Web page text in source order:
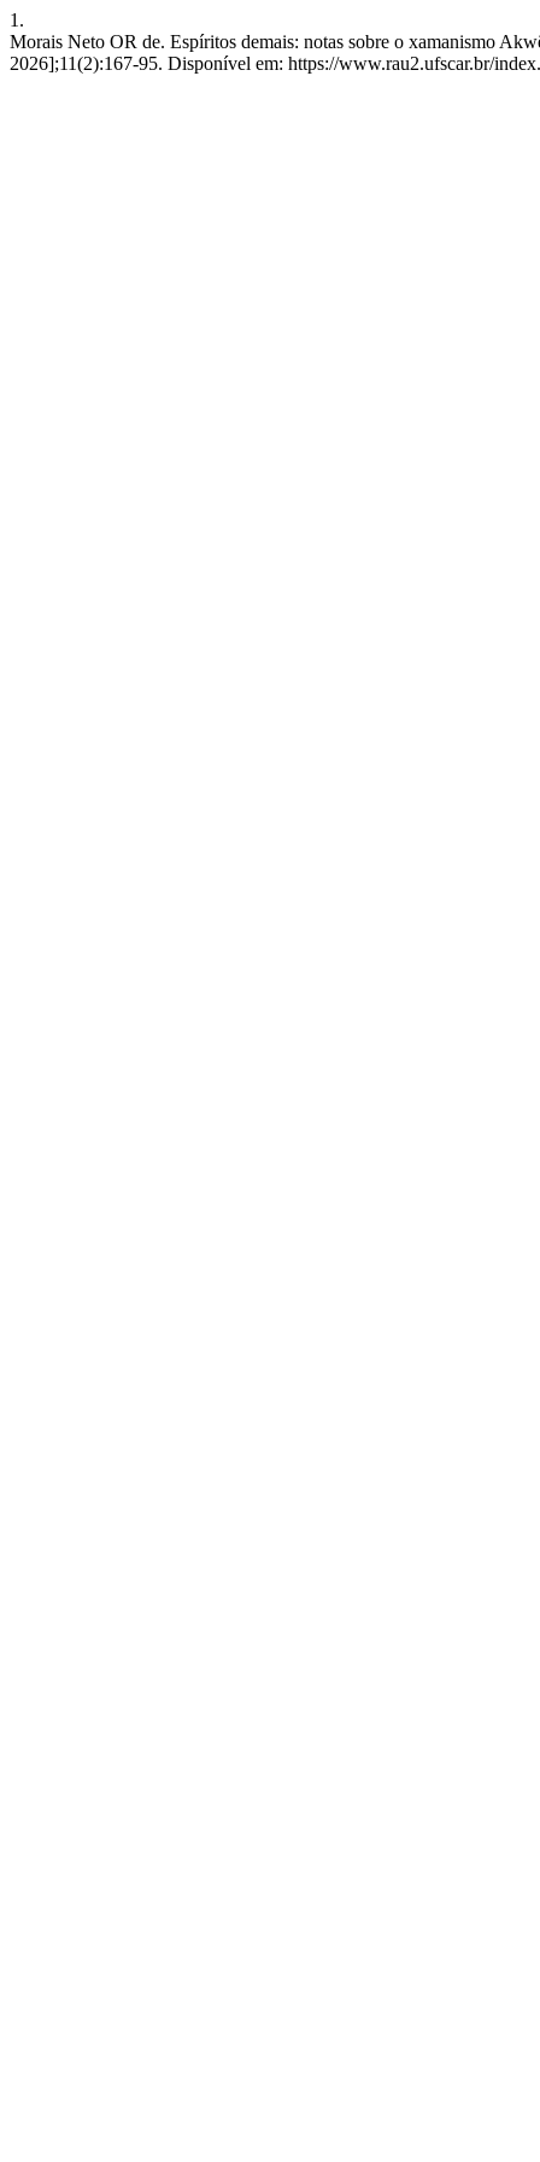
1.
Morais Neto OR de. Espíritos demais: notas sobre o xamanismo
2026];11(2):167-95. Disponível em: https://www.rau2.ufscar.br/